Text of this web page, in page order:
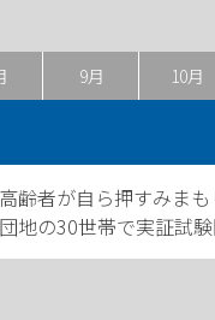
9月 10月
者が自ら押すみま
地の30世帯で実証試